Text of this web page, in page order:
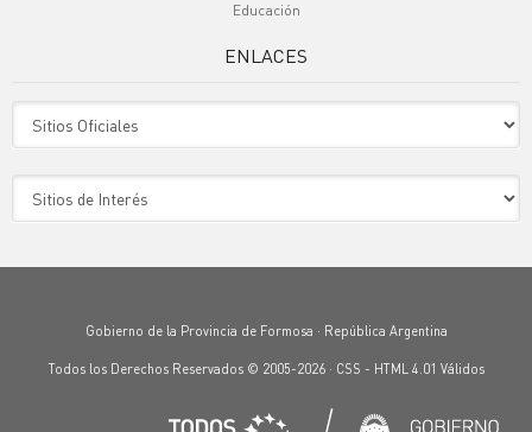
Educación
ENLACES
Gobierno de la Provincia de Formosa · República Argentina
Todos los Derechos Reservados © 2005-2026 · CSS - HTML 4.01 Válidos